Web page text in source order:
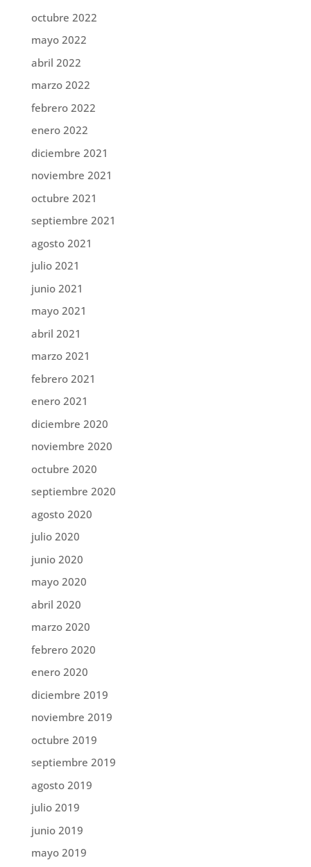
octubre 2022
mayo 2022
abril 2022
marzo 2022
febrero 2022
enero 2022
diciembre 2021
noviembre 2021
octubre 2021
septiembre 2021
agosto 2021
julio 2021
junio 2021
mayo 2021
abril 2021
marzo 2021
febrero 2021
enero 2021
diciembre 2020
noviembre 2020
octubre 2020
septiembre 2020
agosto 2020
julio 2020
junio 2020
mayo 2020
abril 2020
marzo 2020
febrero 2020
enero 2020
diciembre 2019
noviembre 2019
octubre 2019
septiembre 2019
agosto 2019
julio 2019
junio 2019
mayo 2019